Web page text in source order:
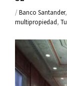
/Banco Santander,
multipropiedad,